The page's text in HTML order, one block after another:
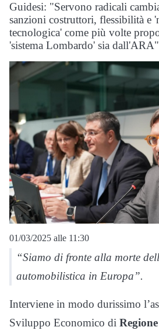
Guidesi: "Servono radicali
sanzioni costruttori, flessibilità e
tecnologica' come più volte
'sistema Lombardo' sia dall'ARA"
01/03/2025 alle 11:30
“Siamo di fronte alla morte
automobilistica in Europa”.
Interviene in modo durissimo
Sviluppo Economico di